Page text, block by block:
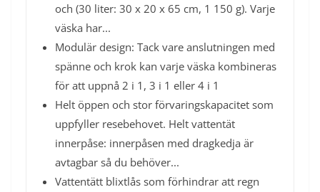
och (30 liter: 30 x 20 x 65 cm, 1 150 g). Varje
väska har...
Modulär design: Tack vare anslutningen med
spänne och krok kan varje väska kombineras
för att uppnå 2 i 1, 3 i 1 eller 4 i 1
Helt öppen och stor förvaringskapacitet som
uppfyller resebehovet. Helt vattentät
innerpåse: innerpåsen med dragkedja är
avtagbar så du behöver...
Vattentätt blixtlås som förhindrar att regn